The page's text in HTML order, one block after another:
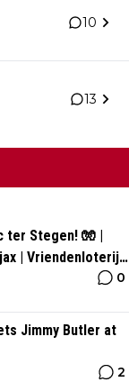
10
13
ter Stegen! 🧤 |
| Vriendenloterij
0
Jimmy Butler at
2